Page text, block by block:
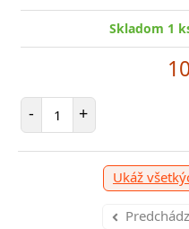
Skladom 1
- Počet položiek
+
Ukáž
Skladom 1 ks,
46.73 €
položiek